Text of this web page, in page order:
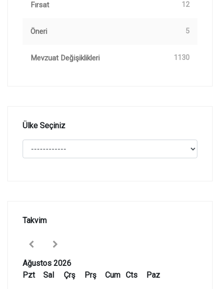
Fırsat 12
Öneri 5
Mevzuat Değişiklikleri 1130
Ülke Seçiniz
Takvim
Ağustos 2026
Pzt
Sal Çrş Prş Cum Cts
Paz